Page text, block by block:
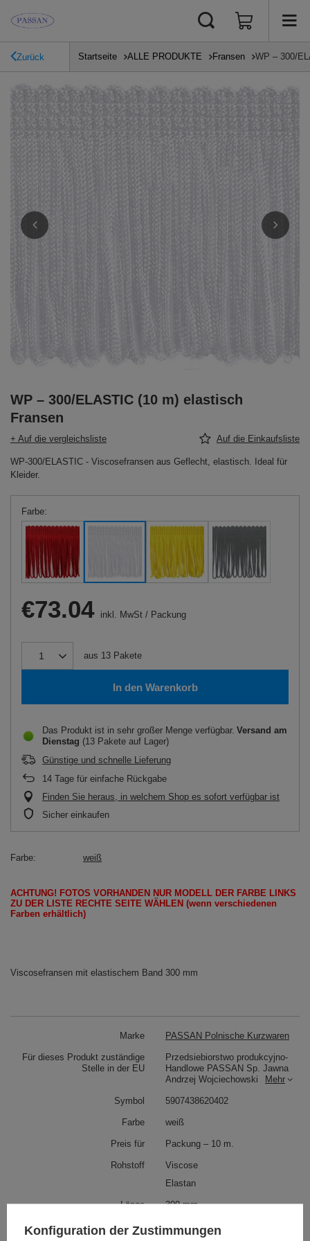
Zurück Startseite ALLE PRODUKTE Fransen WP – 300/
WP – 300/ELASTIC (10 m) elastisch
Fransen
+ Auf die vergleichsliste Auf die Einkaufsliste
WP-300/ELASTIC - Viscosefransen aus Geflecht, elastisch. Ideal für
Kleider.
Farbe
€73.04 inkl. MwSt / Packung
aus 13 Pakete
In den Warenkorb
Das Produkt ist in sehr großer Menge verfügbar Versand am
Dienstag (13 Pakete auf Lager)
Günstige und schnelle Lieferung
14 Tage für einfache Rückgabe
Finden Sie heraus, in welchem Shop es sofort verfügbar ist
Sicher einkaufen
Farbe weiß
ACHTUNG! FOTOS VORHANDEN NUR MODELL DER FARBE LINKS
ZU DER LISTE RECHTE SEITE WÄHLEN (wenn verschiedenen
Farben erhältlich)
Viscosefransen mit elastischem Band 300 mm
Marke PASSAN Polnische Kurzwaren
Für dieses Produkt zuständige
Stelle in der EU
Przedsiebiorstwo produkcyjno-
Handlowe PASSAN Sp. Jawna
Andrzej Wojciechowski
Mehr
Symbol 5907438620402
Farbe weiß
Preis für Packung – 10 m.
Rohstoff
Viscose
Elastan
Länge 300 mm
Konfiguration der Zustimmungen